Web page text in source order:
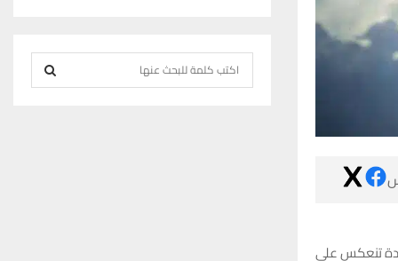
تنعكس على
e